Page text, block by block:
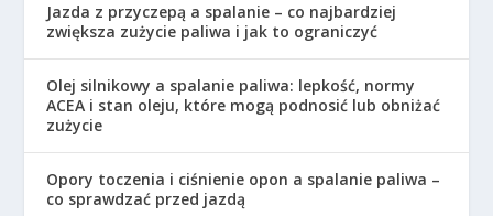
Jazda z przyczepą a spalanie – co najbardziej
zwiększa zużycie paliwa i jak to ograniczyć
Olej silnikowy a spalanie paliwa: lepkość, normy
ACEA i stan oleju, które mogą podnosić lub obniżać
zużycie
Opory toczenia i ciśnienie opon a spalanie paliwa –
co sprawdzać przed jazdą